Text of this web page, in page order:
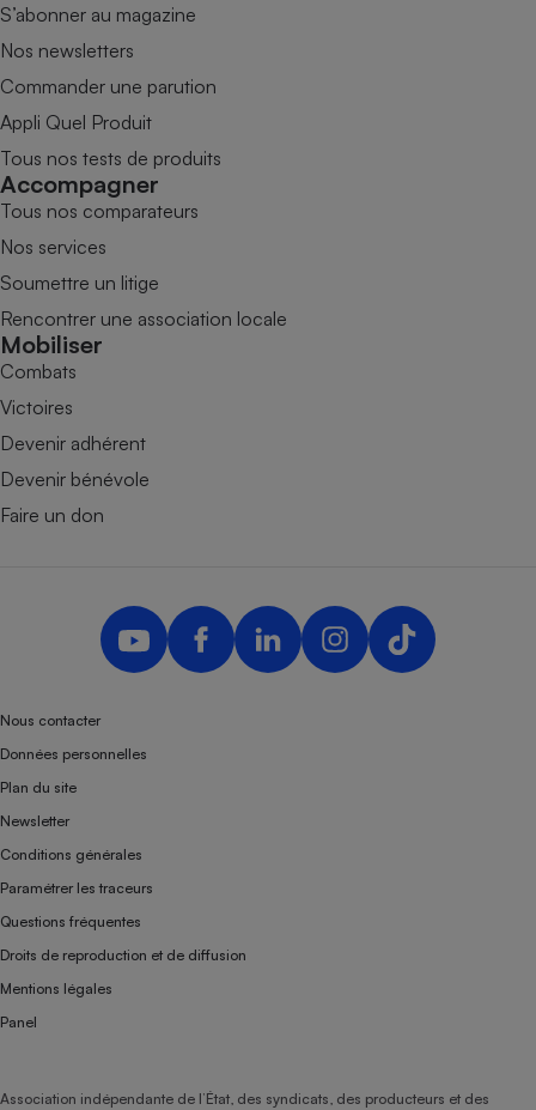
S’abonner au magazine
Nos newsletters
Commander une parution
Appli Quel Produit
Tous nos tests de produits
Accompagner
Tous nos comparateurs
Nos services
Soumettre un litige
Rencontrer une association locale
Mobiliser
Combats
Victoires
Devenir adhérent
Devenir bénévole
Faire un don
Nous contacter
Données personnelles
Plan du site
Newsletter
Conditions générales
Paramétrer les traceurs
Questions fréquentes
Droits de reproduction et de diffusion
Mentions légales
Panel
Association indépendante de l’État, des syndicats, des producteurs et des